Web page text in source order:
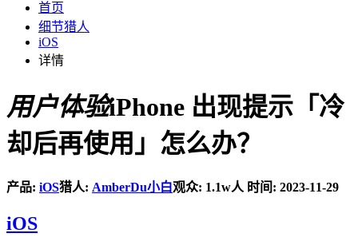
首页
细节猎人
iOS
详情
用户体验iPhone 出现提示「冷
却后再使用」怎么办？
产品: iOS猎人: AmberDu小白观众: 1.1w人 时间: 2023-11-29
iOS